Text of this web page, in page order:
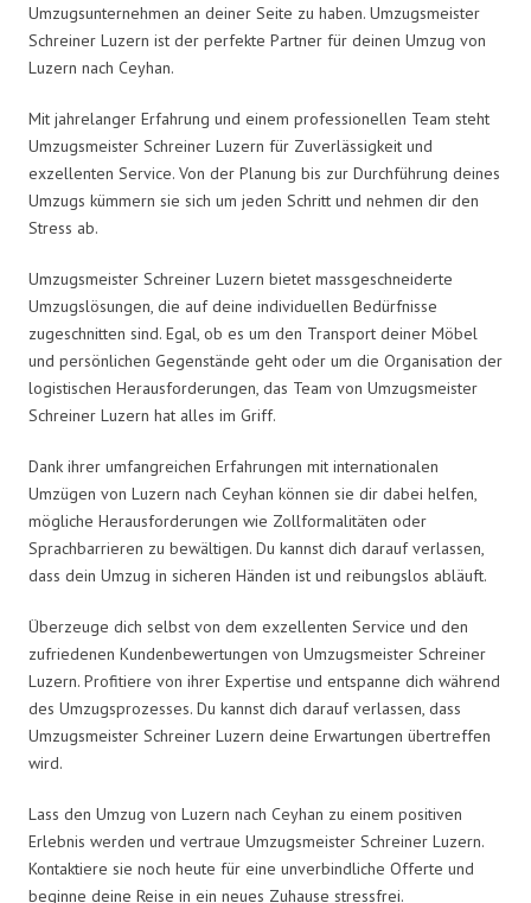
Umzugsunternehmen an deiner Seite zu haben. Umzugsmeister
Schreiner Luzern ist der perfekte Partner für deinen Umzug von
Luzern nach Ceyhan.
Mit jahrelanger Erfahrung und einem professionellen Team steht
Umzugsmeister Schreiner Luzern für Zuverlässigkeit und
exzellenten Service. Von der Planung bis zur Durchführung deines
Umzugs kümmern sie sich um jeden Schritt und nehmen dir den
Stress ab.
Umzugsmeister Schreiner Luzern bietet massgeschneiderte
Umzugslösungen, die auf deine individuellen Bedürfnisse
zugeschnitten sind. Egal, ob es um den Transport deiner Möbel
und persönlichen Gegenstände geht oder um die Organisation der
logistischen Herausforderungen, das Team von Umzugsmeister
Schreiner Luzern hat alles im Griff.
Dank ihrer umfangreichen Erfahrungen mit internationalen
Umzügen von Luzern nach Ceyhan können sie dir dabei helfen,
mögliche Herausforderungen wie Zollformalitäten oder
Sprachbarrieren zu bewältigen. Du kannst dich darauf verlassen,
dass dein Umzug in sicheren Händen ist und reibungslos abläuft.
Überzeuge dich selbst von dem exzellenten Service und den
zufriedenen Kundenbewertungen von Umzugsmeister Schreiner
Luzern. Profitiere von ihrer Expertise und entspanne dich während
des Umzugsprozesses. Du kannst dich darauf verlassen, dass
Umzugsmeister Schreiner Luzern deine Erwartungen übertreffen
wird.
Lass den Umzug von Luzern nach Ceyhan zu einem positiven
Erlebnis werden und vertraue Umzugsmeister Schreiner Luzern.
Kontaktiere sie noch heute für eine unverbindliche Offerte und
beginne deine Reise in ein neues Zuhause stressfrei.